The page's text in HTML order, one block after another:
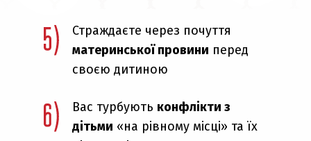
Вас турбують конфлікти з
дітьми «на рівному місці» та їх
Страждаєте через почуття
материнської провини перед
своєю дитиною